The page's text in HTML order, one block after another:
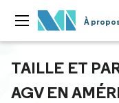
À
TAILLE ET
AGV EN